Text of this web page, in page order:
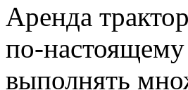
Аренда
по-
выполнять